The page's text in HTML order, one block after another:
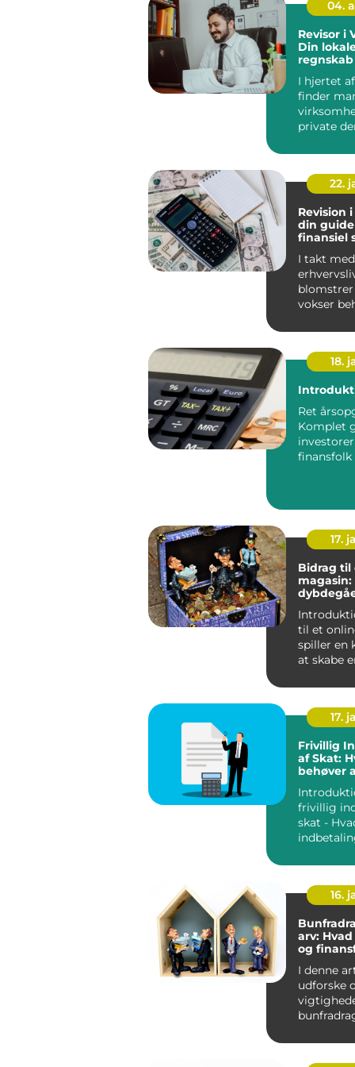
04.
Revisor i
Din
I hjertet
finder
private
behøver,
22.
Revision
din
finansiel
I takt
blomstrer
vokser
også.
18.
Ret
Komplet
finansfolk Ret
17.
Bidrag til
magasin:
Introduktion:
til et
spiller en
at skabe
17.
Frivillig
af Skat:
behøver
frivillig
skat -
16.
arv:
og
I denne
udforske
finans...